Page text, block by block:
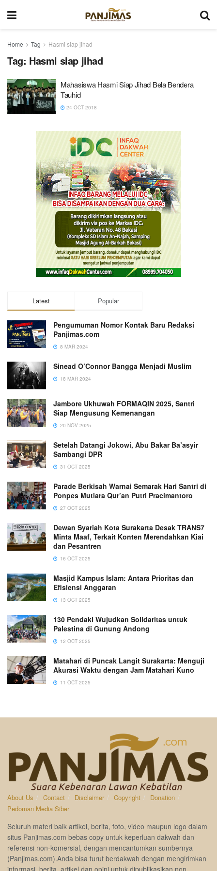
Home Tag Hasmi siap jihad
Tag: Hasmi siap jihad
Mahasiswa Hasmi Siap Jihad Bela Bendera
Tauhid
24 OCT 2018
Latest Popular
Pengumuman Nomor Kontak Baru Redaksi
Panjimas.com
8 MAR 2024
Sinead O’Connor Bangga Menjadi Muslim
18 MAR 2024
Jambore Ukhuwah FORMAQIN 2025, Santri
Siap Mengusung Kemenangan
20 NOV 2025
Setelah Datangi Jokowi, Abu Bakar Ba’asyir
Sambangi DPR
31 OCT 2025
Parade Berkisah Warnai Semarak Hari Santri di
Ponpes Mutiara Qur’an Putri Pracimantoro
27 OCT 2025
Dewan Syariah Kota Surakarta Desak TRANS7
Minta Maaf, Terkait Konten Merendahkan Kiai
dan Pesantren
16 OCT 2025
Masjid Kampus Islam: Antara Prioritas dan
Efisiensi Anggaran
13 OCT 2025
130 Pendaki Wujudkan Solidaritas untuk
Palestina di Gunung Andong
12 OCT 2025
Matahari di Puncak Langit Surakarta: Menguji
Akurasi Waktu dengan Jam Matahari Kuno
11 OCT 2025
About Us Contact Disclaimer Copyright
Donation
Pedoman Media Siber
Seluruh materi baik artikel, berita, foto, video maupun logo dalam
situs Panjimas.com bebas copy untuk keperluan dakwah dan
referensi non-komersial, dengan mencantumkan sumbernya
(Panjimas.com).Anda bisa turut berdakwah dengan mengirimkan
informasi, berita, artikel dan opini untuk dipublikasikan non